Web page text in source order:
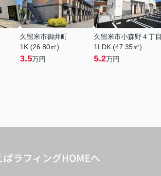
久留米市御井町
1K (26.80㎡)
3.5万円
久留米市小森野４丁目
1LDK (47.35㎡)
5.2万円
ラフィングHOMEへ